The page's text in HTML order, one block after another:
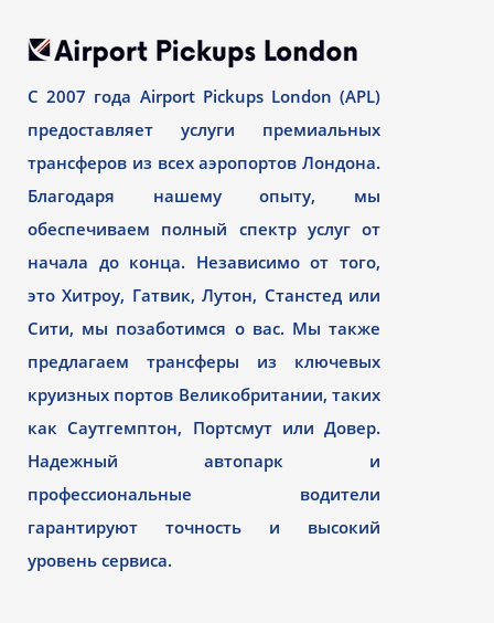
С 2007 года Airport Pickups London (APL)
предоставляет услуги премиальных
трансферов из всех аэропортов Лондона.
Благодаря нашему опыту, мы
обеспечиваем полный спектр услуг от
начала до конца. Независимо от того,
это Хитроу, Гатвик, Лутон, Станстед или
Сити, мы позаботимся о вас. Мы также
предлагаем трансферы из ключевых
круизных портов Великобритании, таких
как Саутгемптон, Портсмут или Довер.
Надежный автопарк и
профессиональные водители
гарантируют точность и высокий
уровень сервиса.